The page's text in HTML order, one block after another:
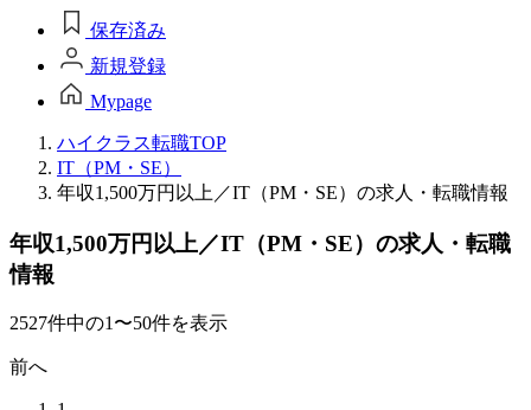
保存済み
新規登録
Mypage
ハイクラス転職TOP
IT（PM・SE）
年収1,500万円以上／IT（PM・SE）の求人・転職情報
年収1,500万円以上／IT（PM・SE）の求人・転職
情報
2527件中の1〜50件を表示
前へ